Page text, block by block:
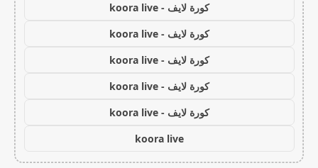
كورة لايف - koora live
كورة لايف - koora live
كورة لايف - koora live
كورة لايف - koora live
كورة لايف - koora live
koora live